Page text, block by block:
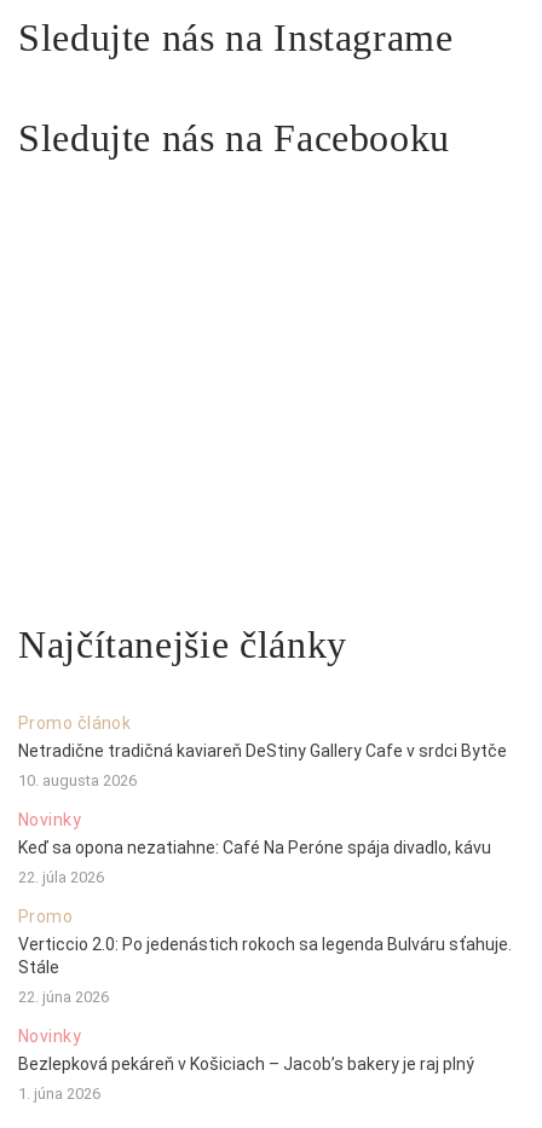
Sledujte nás na Instagrame
Sledujte nás na Facebooku
Najčítanejšie články
Promo článok
Netradične tradičná kaviareň DeStiny Gallery Cafe v srdci Bytče
10. augusta 2026
Novinky
Keď sa opona nezatiahne: Café Na Peróne spája divadlo, kávu
22. júla 2026
Promo
Verticcio 2.0: Po jedenástich rokoch sa legenda Bulváru sťahuje.
Stále
22. júna 2026
Novinky
Bezlepková pekáreň v Košiciach – Jacob’s bakery je raj plný
1. júna 2026